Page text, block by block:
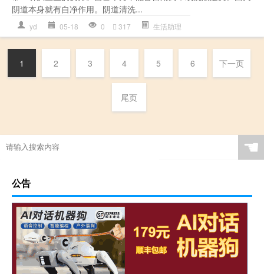
阴道本身就有自净作用。阴道清洗...
yd 05-18 0 317 生活助理
1 2 3 4 5 6 下一页
尾页
☚
公告